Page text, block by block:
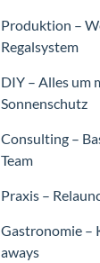
Produktion –
Regalsystem
DIY – Alles um
Sonnenschutz
Consulting –
Team
Praxis –
Gastronomie –
aways